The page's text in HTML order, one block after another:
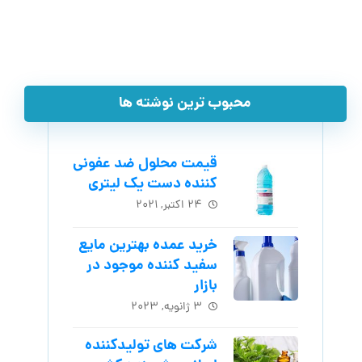
محبوب ترین نوشته ها
قیمت محلول ضد عفونی
کننده دست یک لیتری
۲۴ اکتبر, ۲۰۲۱
خرید عمده بهترین مایع
سفید کننده موجود در
بازار
۳ ژانویه, ۲۰۲۳
شرکت های تولیدکننده